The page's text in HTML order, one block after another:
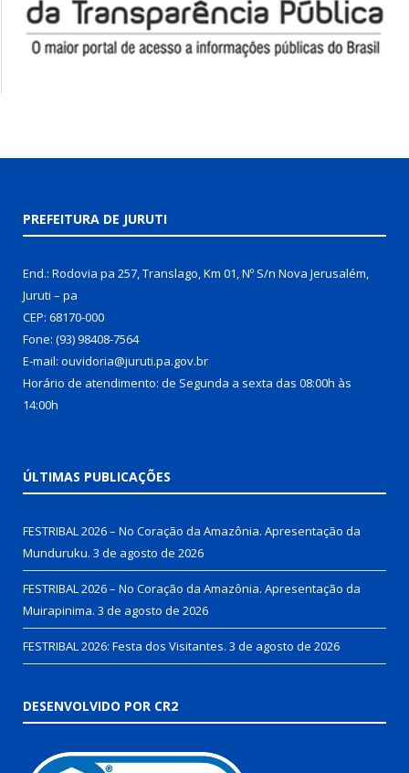
PREFEITURA DE JURUTI
End.: Rodovia pa 257, Translago, Km 01, Nº S/n Nova Jerusalém,
Juruti – pa
CEP: 68170-000
Fone: (93) 98408-7564
E-mail: ouvidoria@juruti.pa.gov.br
Horário de atendimento: de Segunda a sexta das 08:00h às
14:00h
ÚLTIMAS PUBLICAÇÕES
FESTRIBAL 2026 – No Coração da Amazônia. Apresentação da
Munduruku. 3 de agosto de 2026
FESTRIBAL 2026 – No Coração da Amazônia. Apresentação da
Muirapinima. 3 de agosto de 2026
FESTRIBAL 2026: Festa dos Visitantes. 3 de agosto de 2026
DESENVOLVIDO POR CR2